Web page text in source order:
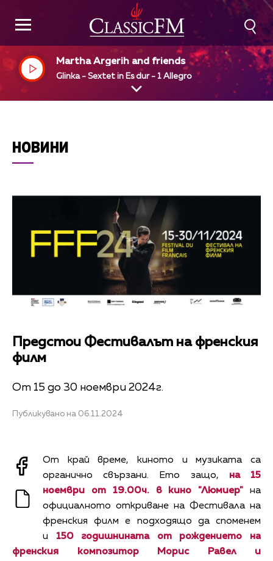
Martha Argerih and friends
Glinka - Sextet in Es dur - 1 Allegro
НОВИНИ
Предстои Фестивалът на френския
филм
От 15 до 30 ноември 2024г.
Публикувано на 06.11.2024
От край време, киното и музиката са
органично свързани. Ето защо, на 15
ноември от 19.00ч. в кино "Люмиер" на
официалното откриване на Фестивала на
френския филм е подходящо да споменем
и 150 годишнината от рождението на
френския композитор Морис Равел и